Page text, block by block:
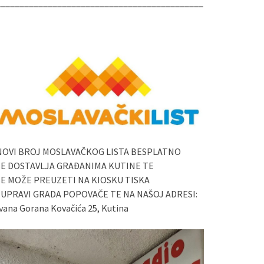
BROJ MOSLAVAČKOG LISTA BESPLATNO
DOSTAVLJA GRAĐANIMA KUTINE TE
MOŽE PREUZETI NA KIOSKU TISKA
GRADA POPOVAČE TE NA NAŠOJ ADRESI:
Gorana Kovačića 25, Kutina